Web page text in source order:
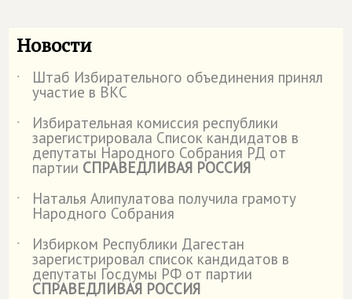
Новости
˙ Штаб Избирательного объединения принял
участие в ВКС
˙
Избирательная комиссия республики
зарегистрировала Список кандидатов в
депутаты Народного Собрания РД от
партии СПРАВЕДЛИВАЯ РОССИЯ
˙
Наталья Алипулатова получила грамоту
Народного Собрания
˙
Избирком Республики Дагестан
зарегистрировал список кандидатов в
депутаты Госдумы РФ от партии
СПРАВЕДЛИВАЯ РОССИЯ